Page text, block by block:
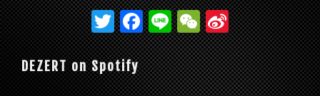
T
w
itt
er
F
ac
e
b
Li
n
e
W
e
C
h
Si
n
a
W
DEZERT on Spotify